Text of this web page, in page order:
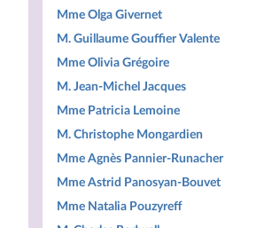
Mme Olga Givernet
M. Guillaume Gouffier Valente
Mme Olivia Grégoire
M. Jean-Michel Jacques
Mme Patricia Lemoine
M. Christophe Mongardien
Mme Agnès Pannier-Runacher
Mme Astrid Panosyan-Bouvet
Mme Natalia Pouzyreff